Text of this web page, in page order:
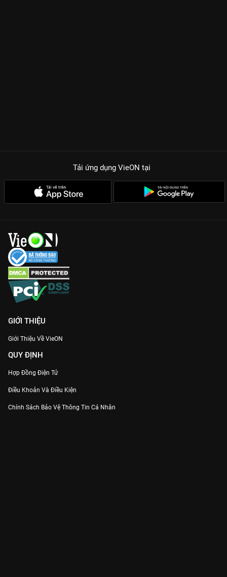
Tải ứng dụng VieON tại
GIỚI THIỆU
Giới Thiệu Về VieON
QUY ĐỊNH
Hợp Đồng Điện Tử
Điều Khoản Và Điều Kiện
Chính Sách Bảo Vệ Thông Tin Cá Nhân